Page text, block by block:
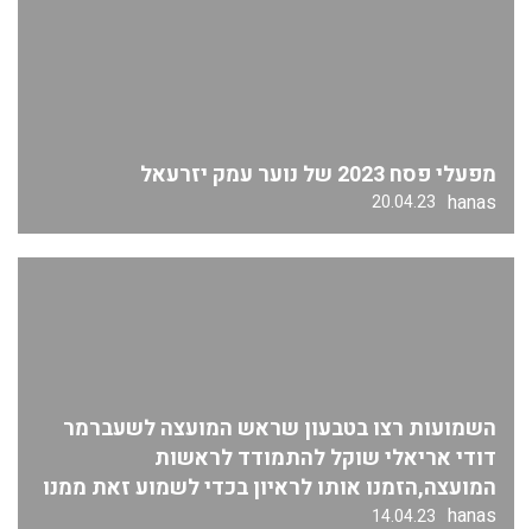
מפעלי פסח 2023 של נוער עמק יזרעאל
hanas
20.04.23
השמועות רצו בטבעון שראש המועצה לשעברמר
דודי אריאלי שוקל להתמודד לראשות
המועצה,הזמנו אותו לראיון בכדי לשמוע זאת ממנו
hanas
14.04.23